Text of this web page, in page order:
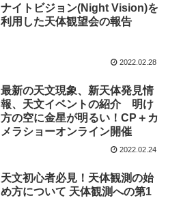
ナイトビジョン(Night Vision)を
利用した天体観望会の報告
2022.02.28
最新の天文現象、新天体発見情
報、天文イベントの紹介 明け
方の空に金星が明るい！CP＋カ
メラショーオンライン開催
2022.02.24
天文初心者必見！天体観測の始
め方について 天体観測への第1